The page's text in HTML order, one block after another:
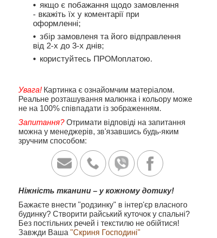
якщо є побажання щодо замовлення
- вкажіть їх у коментарії при
оформленні;
збір замовленя та його відправлення
від 2-х до 3-х днів;
користуйтесь ПРОМоплатою.
Увага! Картинка є ознайомчим матеріалом.
Реальне розташування малюнка і кольору може
не на 100% співпадати із зображенням.
Запитання? Отримати відповіді на запитання
можна у менеджерів, зв'язавшись будь-яким
зручним способом:
Ніжність тканини – у кожному дотику!
Бажаєте внести "родзинку" в інтер'єр власного
будинку? Створити райський куточок у спальні?
Без постільних речей і текстилю не обійтися!
Завжди Ваша "Скриня Господині"